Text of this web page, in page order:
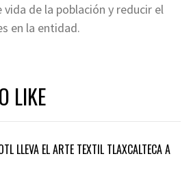
de la población y reducir el
en la entidad.
LIKE
LLEVA EL ARTE TEXTIL TLAXCALTECA A